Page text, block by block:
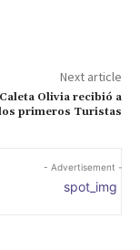
Next article
Olivia recibió a
primeros Turistas
- Advertisement -